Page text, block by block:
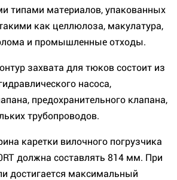
типами материалов, упакованных
как целлюлоза, макулатура,
и промышленные отходы.
захвата для тюков состоит из
насоса,
предохранительного клапана,
трубопроводов.
каретки вилочного погрузчика
должна составлять 814 мм. При
достигается максимальный